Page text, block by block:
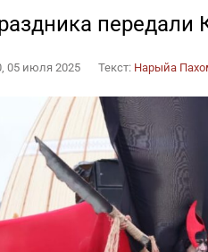
передали
05 июля 2025 Текст: Нарыйа